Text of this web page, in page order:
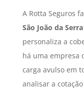
A Rotta Seguros
São João da Serra
personaliza a
há uma empresa
carga avulso em
analisar a